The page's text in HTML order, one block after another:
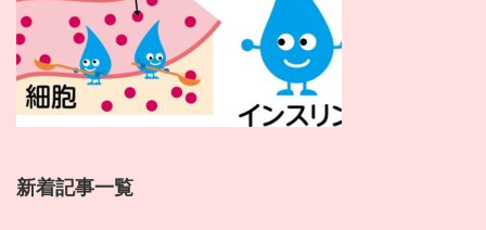
新着記事一覧